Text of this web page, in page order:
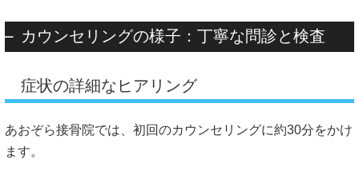
カウンセリングの様子：丁寧な問診と検査
症状の詳細なヒアリング
あおぞら接骨院では、初回のカウンセリングに約30分をかけ
ます。